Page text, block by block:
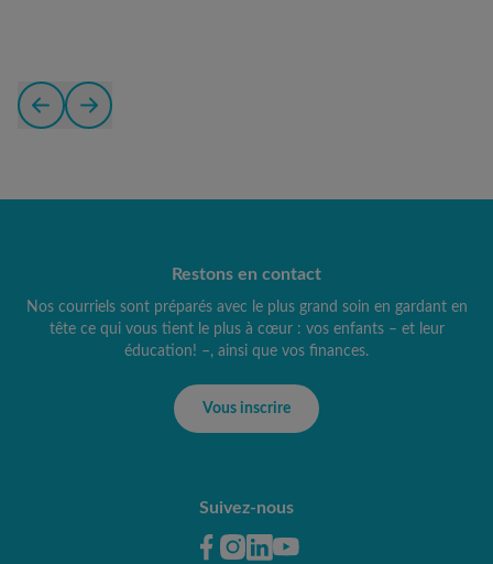
Restons en contact
Nos courriels sont préparés avec le plus grand soin en gardant en
tête ce qui vous tient le plus à cœur : vos enfants – et leur
éducation! –, ainsi que vos finances.
Vous inscrire
Suivez-nous